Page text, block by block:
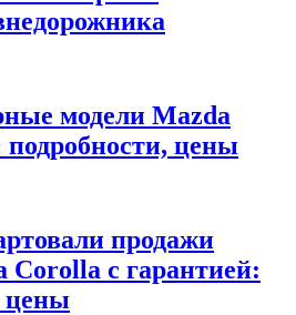
модели Mazda
подробности, цены
продажи
Corolla с гарантией:
цены